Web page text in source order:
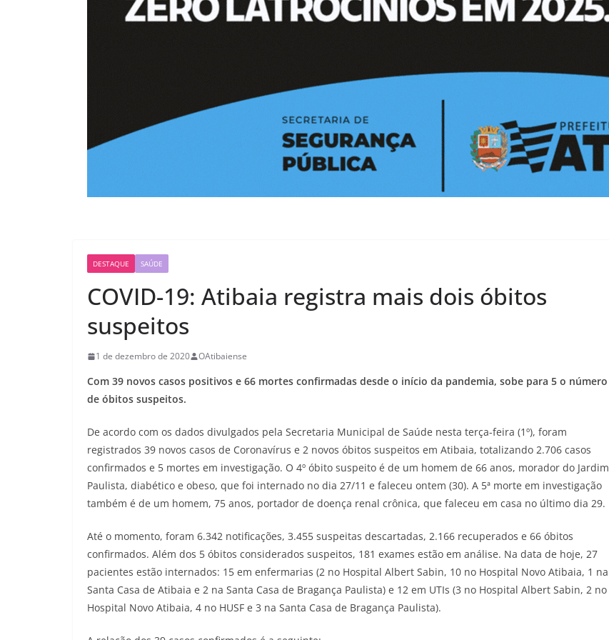
DESTAQUE SAÚDE
COVID-19: Atibaia registra mais dois óbitos
suspeitos
1 de dezembro de 2020 OAtibaiense
Com 39 novos casos positivos e 66 mortes confirmadas desde o início da pandemia, sobe para 5 o número
de óbitos suspeitos.
De acordo com os dados divulgados pela Secretaria Municipal de Saúde nesta terça-feira (1º), foram
registrados 39 novos casos de Coronavírus e 2 novos óbitos suspeitos em Atibaia, totalizando 2.706 casos
confirmados e 5 mortes em investigação. O 4º óbito suspeito é de um homem de 66 anos, morador do Jardim
Paulista, diabético e obeso, que foi internado no dia 27/11 e faleceu ontem (30). A 5ª morte em investigação
também é de um homem, 75 anos, portador de doença renal crônica, que faleceu em casa no último dia 29.
Até o momento, foram 6.342 notificações, 3.455 suspeitas descartadas, 2.166 recuperados e 66 óbitos
confirmados. Além dos 5 óbitos considerados suspeitos, 181 exames estão em análise. Na data de hoje, 27
pacientes estão internados: 15 em enfermarias (2 no Hospital Albert Sabin, 10 no Hospital Novo Atibaia, 1 na
Santa Casa de Atibaia e 2 na Santa Casa de Bragança Paulista) e 12 em UTIs (3 no Hospital Albert Sabin, 2 no
Hospital Novo Atibaia, 4 no HUSF e 3 na Santa Casa de Bragança Paulista).